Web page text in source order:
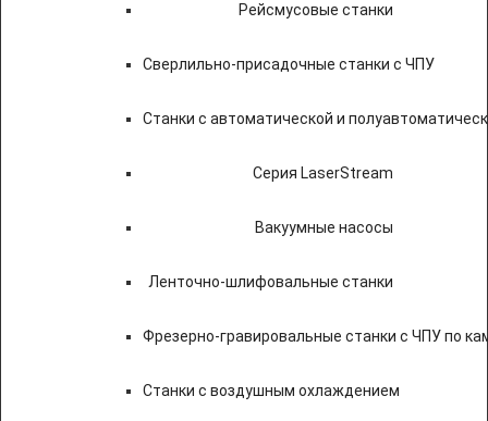
Рейсмусовые станки
Сверлильно-присадочные станки с ЧПУ
Станки с автоматической и
Серия LaserStream
Вакуумные насосы
Ленточно-шлифовальные станки
Фрезерно-гравировальные станки с ЧПУ по
Станки с воздушным охлаждением